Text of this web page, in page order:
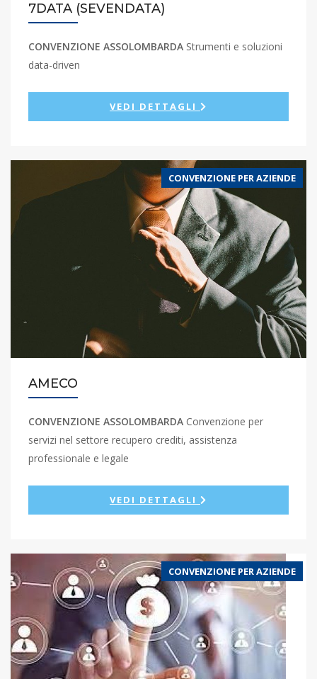
7DATA (SEVENDATA)
CONVENZIONE ASSOLOMBARDA Strumenti e soluzioni
data-driven
VEDI DETTAGLI
CONVENZIONE PER AZIENDE
AMECO
CONVENZIONE ASSOLOMBARDA Convenzione per
servizi nel settore recupero crediti, assistenza
professionale e legale
VEDI DETTAGLI
CONVENZIONE PER AZIENDE